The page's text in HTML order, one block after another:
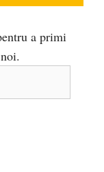
a primi